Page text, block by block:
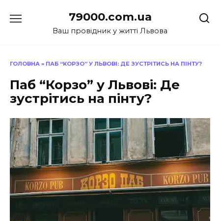
до
79000.com.ua
Ваш провідник у житті Львова
ГОЛОВНА » ПАБ “КОРЗО” У ЛЬВОВІ: ДЕ ЗУСТРІТИСЬ НА ПІНТУ?
Паб “Корзо” у Львові: Де
зустрітись на пінту?